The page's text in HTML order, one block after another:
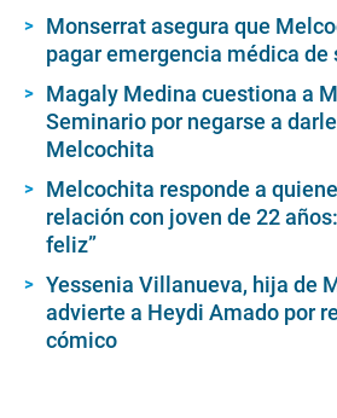
Monserrat asegura que
pagar emergencia médica de
Magaly Medina cuestiona a
Seminario por negarse a
Melcochita
Melcochita responde a
relación con joven de 22
feliz”
Yessenia Villanueva, hija de
advierte a Heydi Amado por
cómico